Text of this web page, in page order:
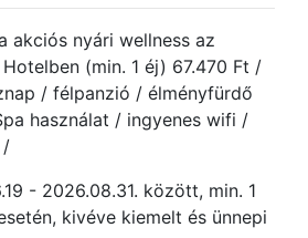
akciós nyári wellness az
(min. 1 éj) 67.470 Ft /
/ félpanzió / élményfürdő
használat / ingyenes wifi /
/
- 2026.08.31. között, min. 1
kivéve kiemelt és ünnepi